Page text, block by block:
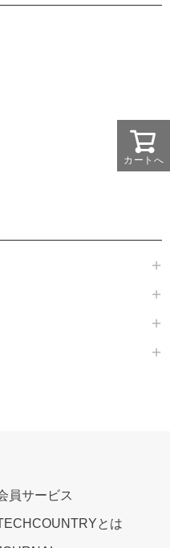
カートへ
員サービス
とは